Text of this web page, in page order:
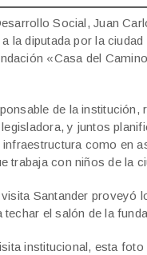
Social, Juan
la diputada por la ciudad
«Casa del
de la institución,
y juntos
como en
trabaja con niños de la
Santander proveyó
techar el salón de la
institucional, esta